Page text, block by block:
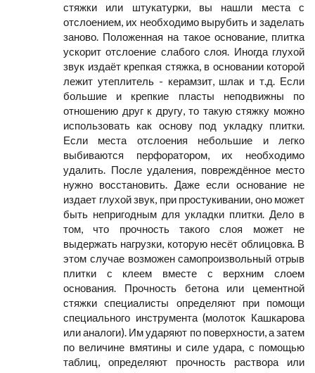
стяжки или штукатурки, вы нашли места с
отслоением, их необходимо вырубить и заделать
заново. Положенная на такое основание, плитка
ускорит отслоение слабого слоя. Иногда глухой
звук издаёт крепкая стяжка, в основании которой
лежит утеплитель - керамзит, шлак и т.д. Если
большие и крепкие пласты неподвижны по
отношению друг к другу, то такую стяжку можно
использовать как основу под укладку плитки.
Если места отслоения небольшие и легко
выбиваются перфоратором, их необходимо
удалить. После удаления, повреждённое место
нужно восстановить. Даже если основание не
издает глухой звук, при простукивании, оно может
быть непригодным для укладки плитки. Дело в
том, что прочность такого слоя может не
выдержать нагрузки, которую несёт облицовка. В
этом случае возможен самопроизвольный отрыв
плитки с клеем вместе с верхним слоем
основания. Прочность бетона или цементной
стяжки специалисты определяют при помощи
специального инструмента (молоток Кашкарова
или аналоги). Им ударяют по поверхности, а затем
по величине вмятины и силе удара, с помощью
таблиц, определяют прочность раствора или